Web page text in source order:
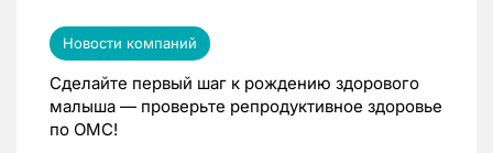
Новости компаний
Сделайте первый шаг к рождению здорового
малыша — проверьте репродуктивное здоровье
по ОМС!